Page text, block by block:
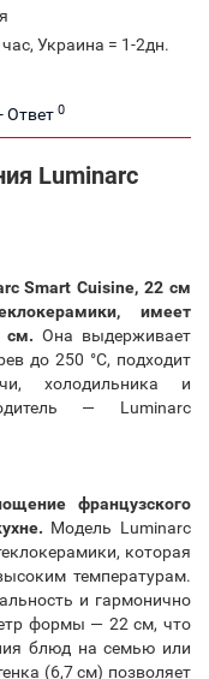
Украина = 1-2дн.
Ответ 0
Luminarc
Smart Cuisine, 22 см
имеет
см. Она выдерживает
до 250 °C, подходит
холодильника и
— Luminarc
французского
Модель Luminarc
которая
температурам.
и гармонично
формы — 22 см, что
блюд на семью или
(6,7 см) позволяет